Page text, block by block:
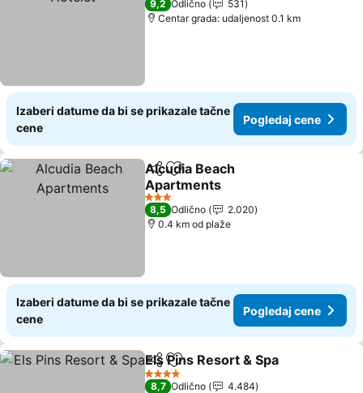
9,2 Odlično
531
Centar grada: udaljenost 0.1 km
Izaberi datume da bi se prikazale tačne
cene
Pogledaj cene
Deli Dodati u favorite
Alcudia Beach
Apartments
3 Zvezdice
8,5 Odlično
2.020
0.4 km od plaže
Izaberi datume da bi se prikazale tačne
cene
Pogledaj cene
Deli Dodati u favorite
Els Pins Resort & Spa
4 Zvezdice
8,7 Odlično
4.484